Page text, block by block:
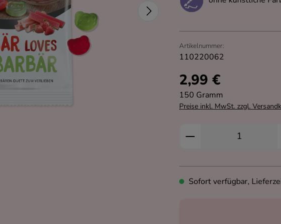
Artikelnummer:
110220062
Regulärer Preis:
2,99 €
150 Gramm
Preise inkl. MwSt. zzgl.
Produkt Anzahl:
Sofort verfügbar,